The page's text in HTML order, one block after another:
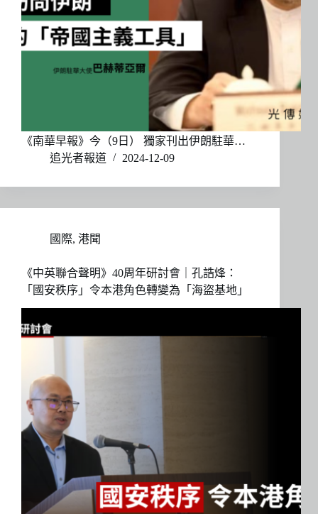
《南華早報》今（9日） 獨家刊出伊朗駐華…
追光者報道
2024-12-09
國際, 港聞
《中英聯合聲明》40周年研討會｜孔誥烽：
「國安秩序」令本港角色轉變為「海盜基地」